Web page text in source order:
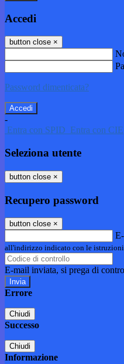
Accedi
button close ×
Password dimenticata?
-
Entra con SPID Entra con CIE
Seleziona utente
button close ×
Recupero password
button close ×
all'indirizzo indicato con le istruzioni
E-mail inviata, si prega di
Errore
Chiudi
Successo
Chiudi
Informazione